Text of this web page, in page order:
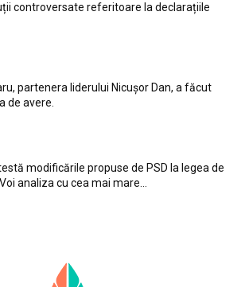
controversate referitoare la declarațiile
partenera liderului Nicușor Dan, a făcut
de avere.
modificările propuse de PSD la legea de
analiza cu cea mai mare…